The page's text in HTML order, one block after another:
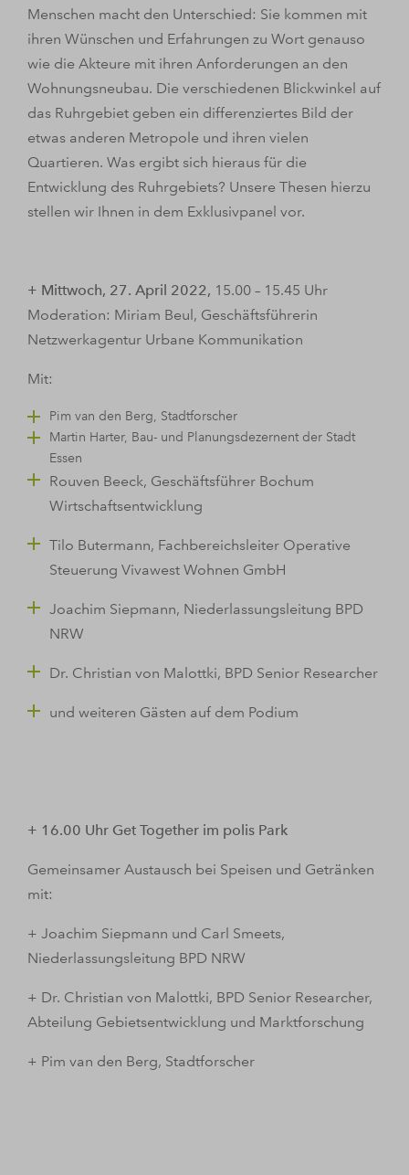
Menschen macht den Unterschied: Sie kommen mit
ihren Wünschen und Erfahrungen zu Wort genauso
wie die Akteure mit ihren Anforderungen an den
Wohnungsneubau. Die verschiedenen Blickwinkel auf
das Ruhrgebiet geben ein differenziertes Bild der
etwas anderen Metropole und ihren vielen
Quartieren. Was ergibt sich hieraus für die
Entwicklung des Ruhrgebiets? Unsere Thesen hierzu
stellen wir Ihnen in dem Exklusivpanel vor.
+ Mittwoch, 27. April 2022, 15.00 – 15.45 Uhr
Moderation: Miriam Beul, Geschäftsführerin
Netzwerkagentur Urbane Kommunikation
Mit:
Pim van den Berg, Stadtforscher
Martin Harter, Bau- und Planungsdezernent der Stadt
Essen
Rouven Beeck, Geschäftsführer Bochum
Wirtschaftsentwicklung
Tilo Butermann, Fachbereichsleiter Operative
Steuerung Vivawest Wohnen GmbH
Joachim Siepmann, Niederlassungsleitung BPD
NRW
Dr. Christian von Malottki, BPD Senior Researcher
und weiteren Gästen auf dem Podium
+ 16.00 Uhr Get Together im polis Park
Gemeinsamer Austausch bei Speisen und Getränken
mit:
+ Joachim Siepmann und Carl Smeets,
Niederlassungsleitung BPD NRW
+ Dr. Christian von Malottki, BPD Senior Researcher,
Abteilung Gebietsentwicklung und Marktforschung
+ Pim van den Berg, Stadtforscher